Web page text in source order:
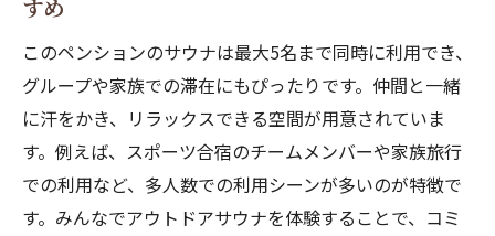
口コミで人気のペンションを実際に体験し
てみた
自然と快適さが両立するペンション滞在のすす
め
自然豊かな峰の原高原で快適なペンション
すめ
このペンションのサウナは最大5名まで同時に利用でき、
グループや家族での滞在にもぴったりです。仲間と一緒
に汗をかき、リラックスできる空間が用意されていま
す。例えば、スポーツ合宿のチームメンバーや家族旅行
での利用など、多人数での利用シーンが多いのが特徴で
す。みんなでアウトドアサウナを体験することで、コミ